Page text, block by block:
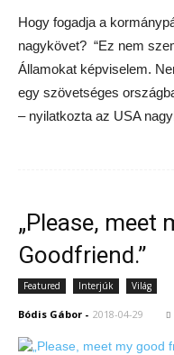
Hogy fogadja a
nagykövet? “Ez nem
Államokat képviselem.
egy szövetséges
– nyilatkozta az USA
„Please, meet
Goodfriend.”
Featured Interjúk Világ
Bódis Gábor - 2018-04-29